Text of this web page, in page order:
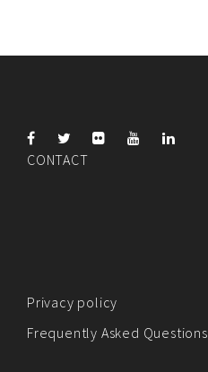
CONTACT
Privacy policy
Frequently Asked Questions